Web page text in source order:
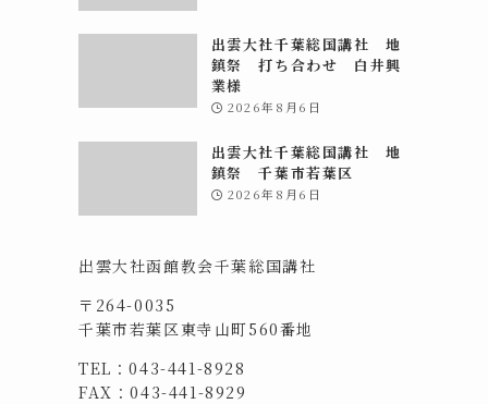
出雲大社千葉総国講社 地
鎮祭 打ち合わせ 白井興
業様
2026年8月6日
出雲大社千葉総国講社 地
鎮祭 千葉市若葉区
2026年8月6日
出雲大社函館教会千葉総国講社
〒264-0035
千葉市若葉区東寺山町560番地
TEL：043-441-8928
FAX：043-441-8929